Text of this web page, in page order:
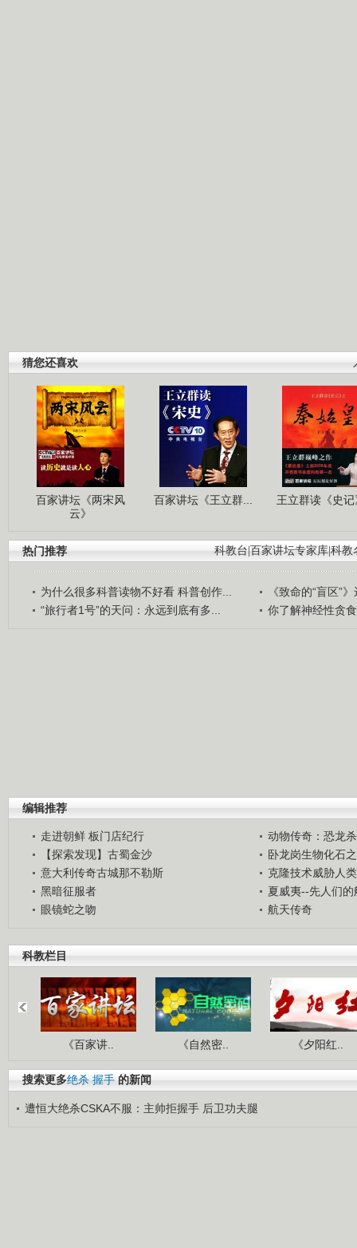
猜您还喜欢
百家讲坛《两宋风
云》
百家讲坛《王立群... 王立群读《史
科教台|百家讲坛专家库|科教
热门推荐
为什么很多科普读物不好看 科普创作...
《致命的“盲区”
“旅行者1号”的天问：永远到底有多...
你了解神经性贪
编辑推荐
走进朝鲜 板门店纪行
动物传奇：恐龙
【探索发现】古蜀金沙
卧龙岗生物化石
意大利传奇古城那不勒斯
克隆技术威胁人
黑暗征服者
夏威夷--先人们的
眼镜蛇之吻
航天传奇
科教栏目
《百家讲.. 《自然密.. 《夕阳红..
搜索更多绝杀 握手 的新闻
遭恒大绝杀CSKA不服：主帅拒握手 后卫功夫腿